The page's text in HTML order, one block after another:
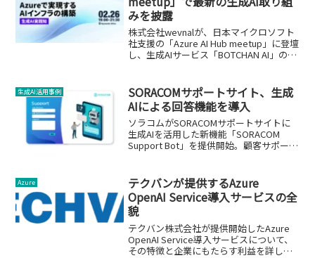
みを披露
株式会社wevnalが、日本マイクロソフト
社支援の「Azure AI Hub meetup」に登壇
し、生成AIサービス「BOTCHAN AI」の開
生成AI活用事例
SORACOMサポートサイト、生成
AIによる回答機能を導入
ソラコムがSORACOMサポートサイトに
生成AIを活用した新機能「SORACOM
Support Bot」を提供開始。顧客サポート
Azure
テクバンが提供するAzure
OpenAI Service導入サービスの全
貌
テクバン株式会社が提供開始したAzure
OpenAI Service導入サービスについて、
その特徴と企業にもたらす利益を詳しく